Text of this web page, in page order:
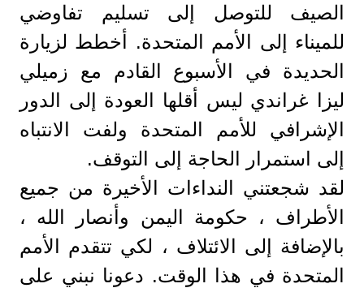
الصيف للتوصل إلى تسليم تفاوضي
للميناء إلى الأمم المتحدة. أخطط لزيارة
الحديدة في الأسبوع القادم مع زميلي
ليزا غراندي ليس أقلها العودة إلى الدور
الإشرافي للأمم المتحدة ولفت الانتباه
إلى استمرار الحاجة إلى التوقف.
لقد شجعتني النداءات الأخيرة من جميع
الأطراف ، حكومة اليمن وأنصار الله ،
بالإضافة إلى الائتلاف ، لكي تتقدم الأمم
المتحدة في هذا الوقت. دعونا نبني على